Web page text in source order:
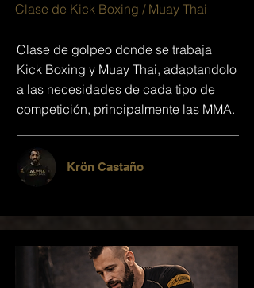
Clase de Kick Boxing / Muay Thai
Clase de golpeo donde se trabaja
Kick Boxing y Muay Thai, adaptandolo
a las necesidades de cada tipo de
competición, principalmente las MMA.
Krön Castaño